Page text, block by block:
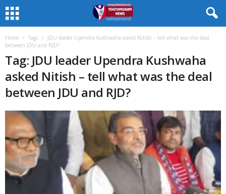
Home Tags
JDU leader Upendra Kushwaha asked Nitish – tell what was the deal
between JDU and RJD?
Tag: JDU leader Upendra Kushwaha
asked Nitish – tell what was the deal
between JDU and RJD?